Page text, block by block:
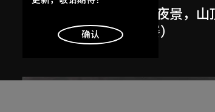
斜坡入口／坡度入口，夜景，山
目，香港（1983年競賽）
1983/2012
明白
确认